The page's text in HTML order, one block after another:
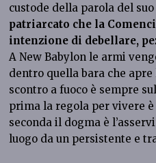
custode della parola del
patriarcato che la
intenzione di debellare,
A New Babylon le armi
dentro quella bara che
scontro a fuoco è sempre
prima la regola per vivere
seconda il dogma è
luogo da un persistente e